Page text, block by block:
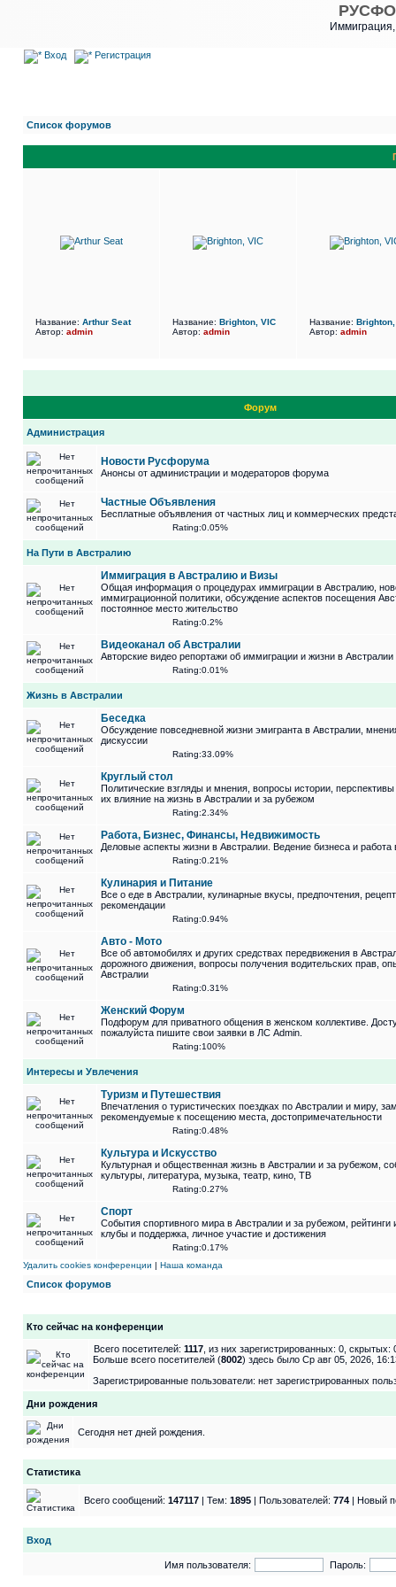
Вход Регистрация
Список форумов
Название: Arthur Seat
Автор: admin
Название: Brighton, VIC
Автор: admin
Название: Brighton,
Автор: admin
Форум
Администрация
Новости Русфорума
Анонсы от администрации и модераторов форума
Частные Объявления
Бесплатные объявления от частных лиц и коммерческих
Rating:0.05%
На Пути в Австралию
Иммиграция в Австралию и Визы
Общая информация о процедурах иммиграции в Австралию,
иммиграционной политики, обсуждение аспектов посещения
постоянное место жительство
Rating:0.2%
Видеоканал об Австралии
Авторские видео репортажи об иммиграции и жизни в Австралии
Rating:0.01%
Жизнь в Австралии
Беседка
Обсуждение повседневной жизни эмигранта в Австралии,
дискуссии
Rating:33.09%
Круглый стол
Политические взгляды и мнения, вопросы истории,
их влияние на жизнь в Австралии и за рубежом
Rating:2.34%
Работа, Бизнес, Финансы, Недвижимость
Деловые аспекты жизни в Австралии. Ведение бизнеса и работа
Rating:0.21%
Кулинария и Питание
Все о еде в Австралии, кулинарные вкусы, предпочтения,
рекомендации
Rating:0.94%
Авто - Мото
Все об автомобилях и других средствах передвижения в
дорожного движения, вопросы получения водительских прав,
Австралии
Rating:0.31%
Женский Форум
Подфорум для приватного общения в женском коллективе.
пожалуйста пишите свои заявки в ЛС Admin.
Rating:100%
Интересы и Увлечения
Туризм и Путешествия
Впечатления о туристических поездках по Австралии и миру,
рекомендуемые к посещению места, достопримечательности
Rating:0.48%
Культура и Искусство
Культурная и общественная жизнь в Австралии и за рубежом,
культуры, литература, музыка, театр, кино, ТВ
Rating:0.27%
Спорт
События спортивного мира в Австралии и за рубежом, рейтинги
клубы и поддержка, личное участие и достижения
Rating:0.17%
Удалить cookies конференции | Наша команда
Список форумов
Кто сейчас на конференции
Всего посетителей: 1117 , из них зарегистрированных: 0,
Больше всего посетителей (8002) здесь было Ср авг 05, 2026,
Зарегистрированные пользователи: нет зарегистрированных
Дни рождения
Сегодня нет дней рождения.
Статистика
Всего сообщений: 147117 | Тем: 1895 | Пользователей: 774 | Новый
Вход
Имя пользователя: Пароль: